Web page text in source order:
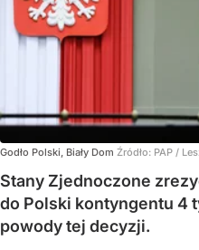
Godło Polski, Biały Dom Źródło: PAP /
Stany Zjednoczone
do Polski kontyngentu 4
powody tej decyzji.